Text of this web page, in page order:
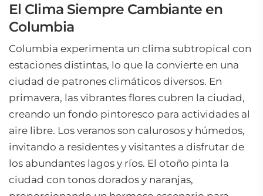
El Clima Siempre Cambiante en
Columbia
Columbia experimenta un clima subtropical con
estaciones distintas, lo que la convierte en una
ciudad de patrones climáticos diversos. En
primavera, las vibrantes flores cubren la ciudad,
creando un fondo pintoresco para actividades al
aire libre. Los veranos son calurosos y húmedos,
invitando a residentes y visitantes a disfrutar de
los abundantes lagos y ríos. El otoño pinta la
ciudad con tonos dorados y naranjas,